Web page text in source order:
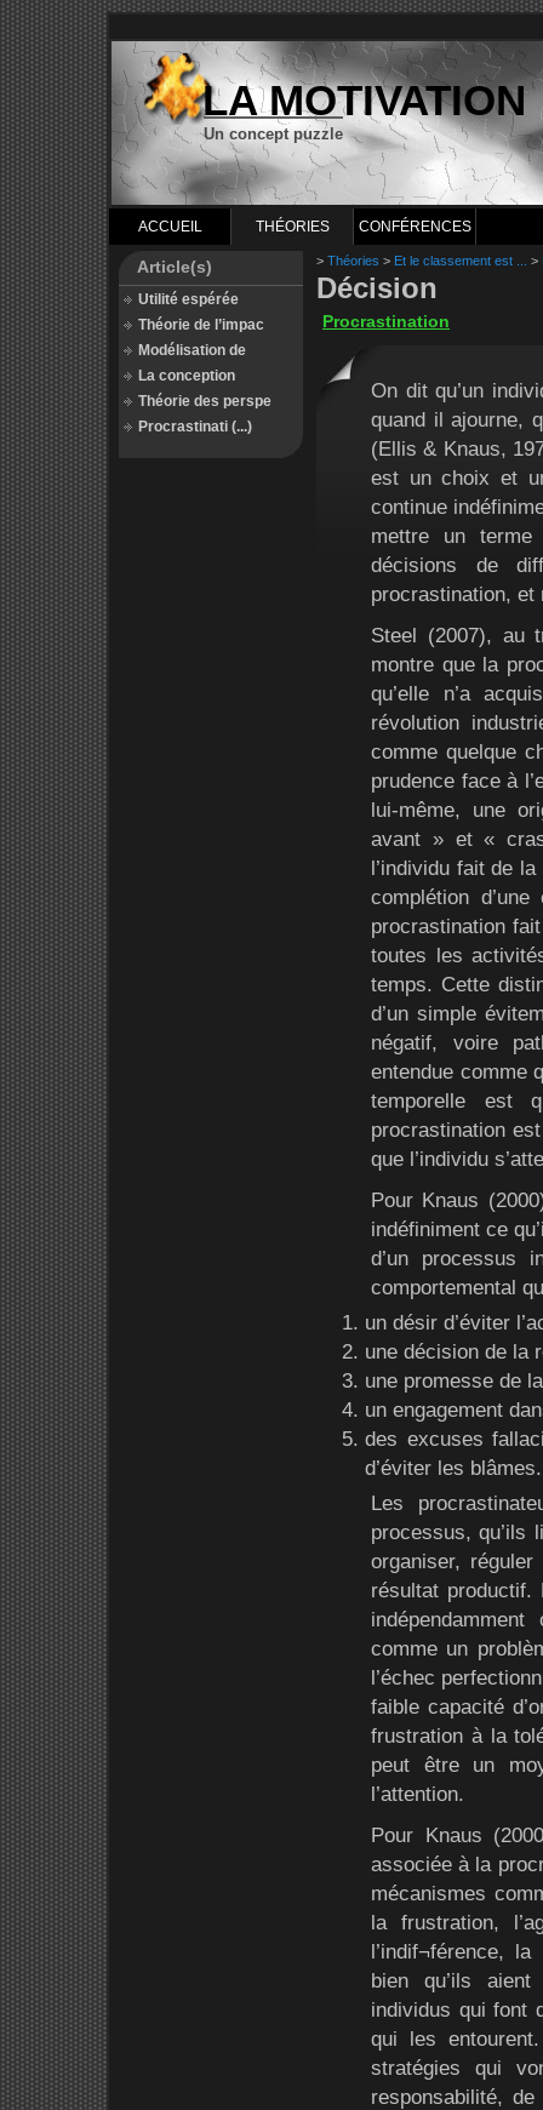
LA MOTIVATION
Un concept puzzle
ACCUEIL THÉORIES CONFÉRENCES
Article(s)
Utilité espérée
Théorie de l’impac
Modélisation de
La conception
Théorie des perspe
Procrastinati (...)
> Théories > Et le classement est ... >
Décision
Procrastination
On dit qu’un
quand il ajourne,
(Ellis & Knaus,
est un choix et
continue
mettre un terme
décisions de
procrastination, et
Steel (2007), au
montre que la
qu’elle n’a
révolution
comme quelque
prudence face à
lui-même, une
avant » et «
l’individu fait de
complétion
procrastination
toutes les
temps. Cette
d’un simple
négatif, voire
entendue comme
temporelle est
procrastination
que l’individu
Pour Knaus
indéfiniment ce
d’un processus
comportemental
un désir d’éviter
une décision de la
une promesse de
un engagement
des excuses
d’éviter les blâmes.
Les
processus, qu’ils
organiser,
résultat productif.
comme un
l’échec
faible capacité
frustration à la
peut être un
l’attention.
Pour Knaus
associée à la
mécanismes
la frustration,
l’indif¬férence,
bien qu’ils aient
individus qui font
qui les
stratégies qui
responsabilité,